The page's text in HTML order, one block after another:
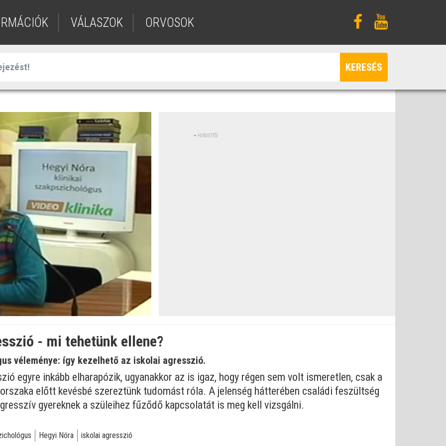
VÁLASZOK ORVOSOK
KERESÉS
HIRDETÉS
- mi tehetünk ellene?
véleménye: így kezelhető az iskolai agresszió.
egyre inkább elharapózik, ugyanakkor az is igaz, hogy régen sem volt ismeretlen, csak a
előtt kevésbé szereztünk tudomást róla. A jelenség hátterében családi feszültség
gyereknek a szüleihez fűződő kapcsolatát is meg kell vizsgálni.
Hegyi Nóra iskolai agresszió